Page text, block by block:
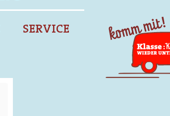
SERVICE